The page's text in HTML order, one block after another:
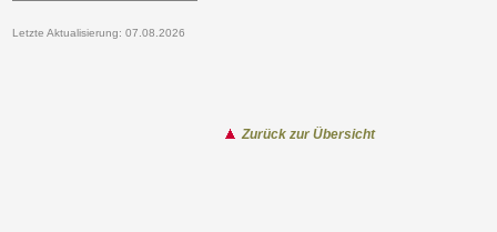
Letzte Aktualisierung: 07.08.2026
Zurück zur Übersicht